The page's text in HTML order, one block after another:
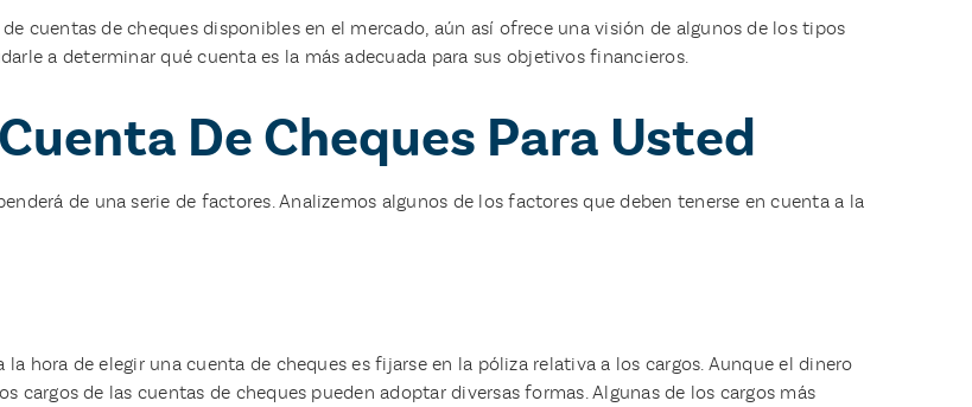
cuentas de cheques disponibles en el mercado, aún así ofrece una visión de algunos de los tipos
a determinar qué cuenta es la más adecuada para sus objetivos financieros.
De Cheques Para Usted
de una serie de factores. Analizemos algunos de los factores que deben tenerse en cuenta a la
hora de elegir una cuenta de cheques es fijarse en la póliza relativa a los cargos. Aunque el dinero
cargos de las cuentas de cheques pueden adoptar diversas formas. Algunas de los cargos más